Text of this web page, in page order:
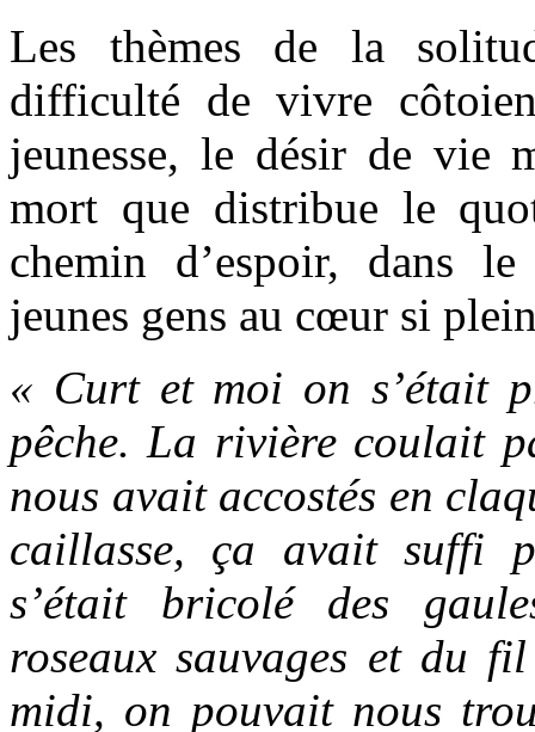
Les thèmes de la
difficulté de vivre
jeunesse, le désir de vie
mort que distribue le
chemin d’espoir, dans
jeunes gens au cœur si
« Curt et moi on s’était
pêche. La rivière coulait
nous avait accostés en
caillasse, ça avait suffi
s’était bricolé des
roseaux sauvages et du
midi, on pouvait nous